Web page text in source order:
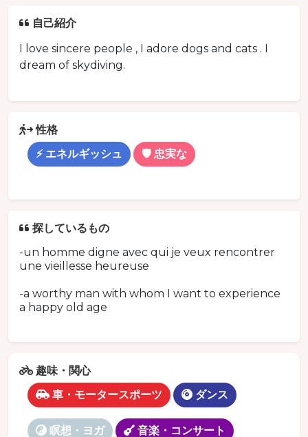
自己紹介
I love sincere people , I adore dogs and cats . I
dream of skydiving.
性格
⚡ エネルギッシュ
🛡️ 忠実な
探しているもの
-un homme digne avec qui je veux rencontrer
une vieillesse heureuse
-a worthy man with whom I want to experience
a happy old age
趣味・関心
車・モータースポーツ
ダンス
瞑想・ヨガ 音楽・コンサート